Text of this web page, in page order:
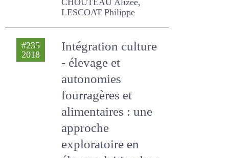
LECOMTE Salomé,
CHOUTEAU Alizée,
LESCOAT Philippe
#235
Intégration culture
- élevage et
autonomies
fourragères et
alimentaires : une
approche